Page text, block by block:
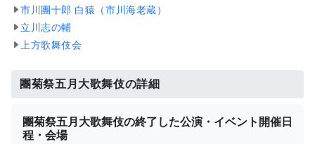
市川團十郎 白猿（市川海老蔵）
立川志の輔
上方歌舞伎会
團菊祭五月大歌舞伎の詳細
團菊祭五月大歌舞伎の終了した公演・イベント開催日
程・会場